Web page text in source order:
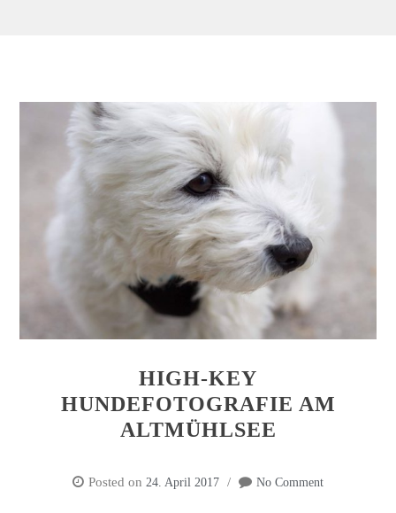
HIGH-KEY
HUNDEFOTOGRAFIE AM
ALTMÜHLSEE
Posted on 24. April 2017 No Comment